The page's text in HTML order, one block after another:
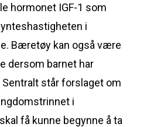
hormonet IGF-1 som
i
Bæretøy kan også være
dersom barnet har
står forslaget om
i
få kunne begynne å ta